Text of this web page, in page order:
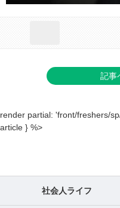
記事
render partial: 'front/freshers/
article } %>
社会人ライフ